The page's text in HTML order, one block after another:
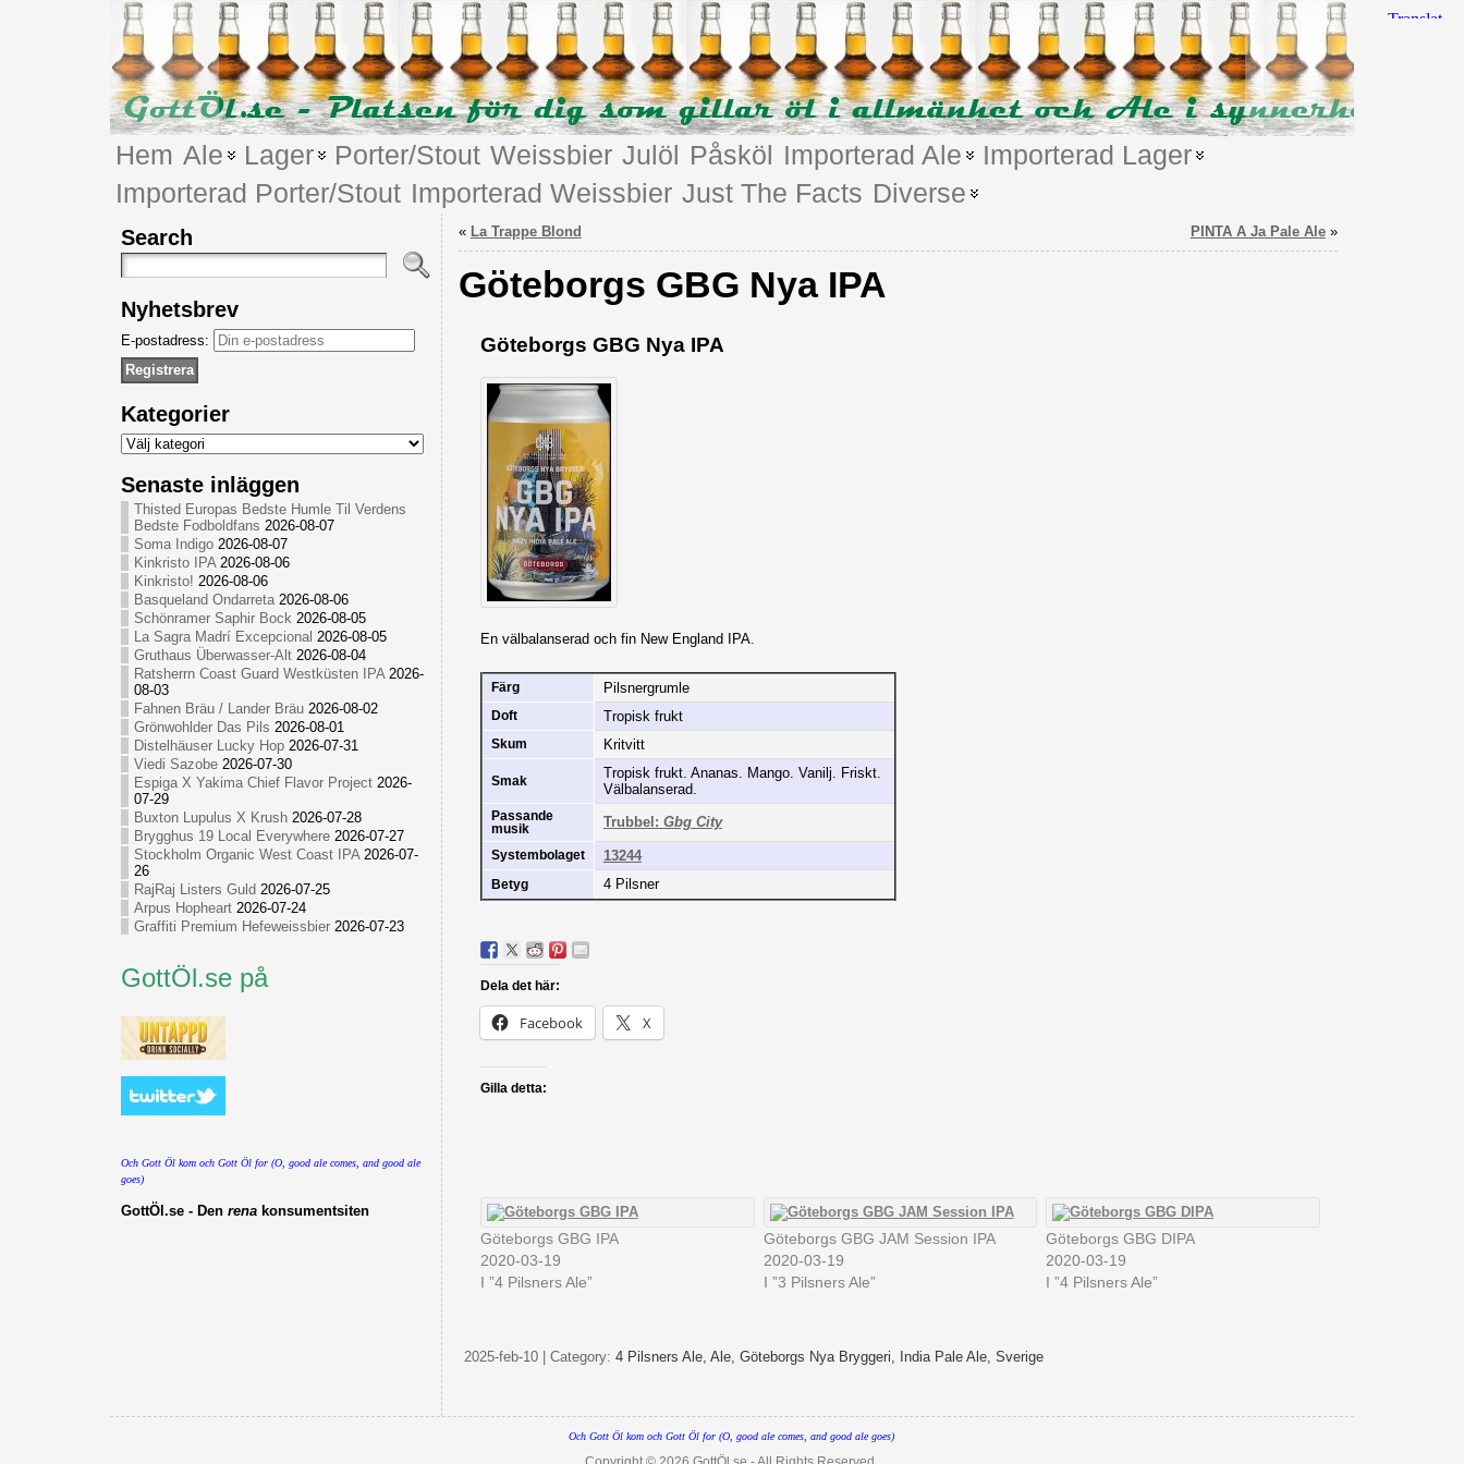
Hem Ale Lager Porter/Stout Weissbier Julöl Påsköl Importerad Ale
Importerad Lager
Importerad Porter/Stout Importerad Weissbier Just The Facts Diverse
Search
Nyhetsbrev
E-postadress:
Kategorier
Kategorier
Senaste inläggen
Thisted Europas Bedste Humle Til Verdens
Bedste Fodboldfans 2026-08-07
Soma Indigo 2026-08-07
Kinkristo IPA 2026-08-06
Kinkristo! 2026-08-06
Basqueland Ondarreta 2026-08-06
Schönramer Saphir Bock 2026-08-05
La Sagra Madrí Excepcional 2026-08-05
Gruthaus Überwasser-Alt 2026-08-04
Ratsherrn Coast Guard Westküsten IPA 2026-
08-03
Fahnen Bräu / Lander Bräu 2026-08-02
Grönwohlder Das Pils 2026-08-01
Distelhäuser Lucky Hop 2026-07-31
Viedi Sazobe 2026-07-30
Espiga X Yakima Chief Flavor Project 2026-
07-29
Buxton Lupulus X Krush 2026-07-28
Brygghus 19 Local Everywhere 2026-07-27
Stockholm Organic West Coast IPA 2026-07-
26
RajRaj Listers Guld 2026-07-25
Arpus Hopheart 2026-07-24
Graffiti Premium Hefeweissbier 2026-07-23
GottÖl.se på
Och Gott Öl kom och Gott Öl for (O, good ale comes, and good ale
goes)
GottÖl.se - Den rena konsumentsiten
« La Trappe Blond PINTA A Ja Pale Ale»
Göteborgs GBG Nya IPA
Göteborgs GBG Nya IPA
En välbalanserad och fin New England IPA.
Färg Pilsnergrumle
Doft Tropisk frukt
Skum Kritvitt
Smak
Tropisk frukt. Ananas. Mango. Vanilj. Friskt.
Välbalanserad.
Passande
musik
Trubbel: Gbg City
Systembolaget 13244
Betyg 4 Pilsner
Dela det här:
Facebook X
Gilla detta:
Göteborgs GBG IPA
2020-03-19
I ”4 Pilsners Ale”
Göteborgs GBG JAM Session IPA
2020-03-19
I ”3 Pilsners Ale”
Göteborgs GBG DIPA
2020-03-19
I ”4 Pilsners Ale”
2025-feb-10 | Category: 4 Pilsners Ale, Ale, Göteborgs Nya Bryggeri, India Pale Ale, Sverige
Och Gott Öl kom och Gott Öl for (O, good ale comes, and good ale goes)